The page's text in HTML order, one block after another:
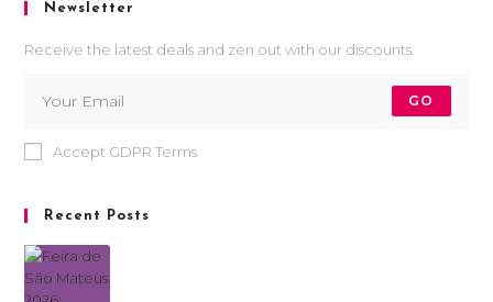
Newsletter
Receive the latest deals and zen out with our discounts.
GO
Accept GDPR Terms
Recent Posts